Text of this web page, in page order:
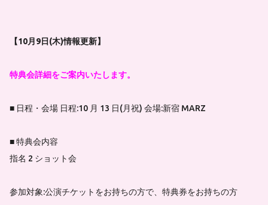
【10月9日(木)情報更新】
特典会詳細をご案内いたします。
■ 日程・会場 日程:10 月 13 日(月祝) 会場:新宿 MARZ
■ 特典会内容
指名 2 ショット会
参加対象:公演チケットをお持ちの方で、特典券をお持ちの方